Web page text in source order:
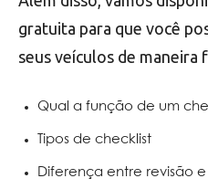
gratuita para que você
seus veículos de maneira
Qual a função de um
Tipos de checklist
Diferença entre revisão